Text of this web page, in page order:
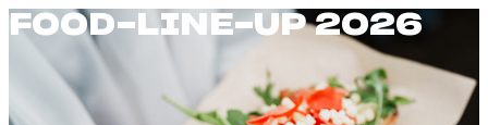
FOOD-LINE-UP 2026